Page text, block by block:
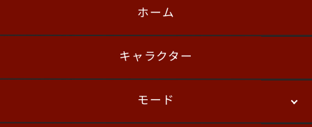
English
ホーム
キャラクター
モード